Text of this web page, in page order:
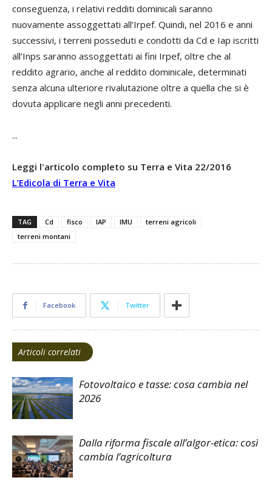
conseguenza, i relativi redditi dominicali saranno
nuovamente assoggettati all’Irpef. Quindi, nel 2016 e anni
successivi, i terreni posseduti e condotti da Cd e Iap iscritti
all’Inps saranno assoggettati ai fini Irpef, oltre che al
reddito agrario, anche al reddito dominicale, determinati
senza alcuna ulteriore rivalutazione oltre a quella che si è
dovuta applicare negli anni precedenti.
...
Leggi l'articolo completo su Terra e Vita 22/2016
L’Edicola di Terra e Vita
TAG Cd fisco IAP IMU
terreni agricoli
terreni montani
Facebook Twitter
Articoli correlati
Fotovoltaico e tasse: cosa cambia nel
2026
Dalla riforma fiscale all’algor-etica: così
cambia l’agricoltura